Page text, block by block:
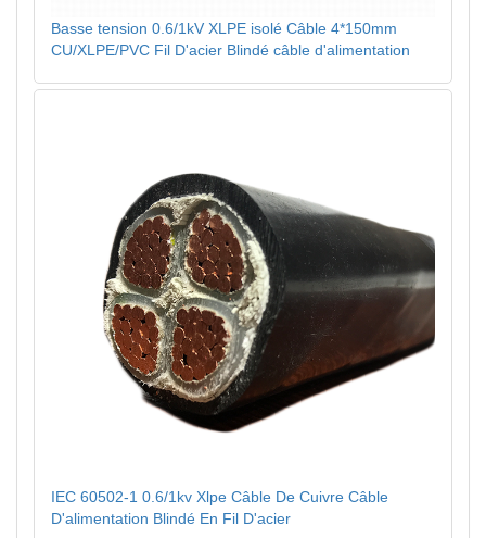
Basse tension 0.6/1kV XLPE isolé Câble 4*150mm
CU/XLPE/PVC Fil D'acier Blindé câble d'alimentation
IEC 60502-1 0.6/1kv Xlpe Câble De Cuivre Câble
D'alimentation Blindé En Fil D'acier